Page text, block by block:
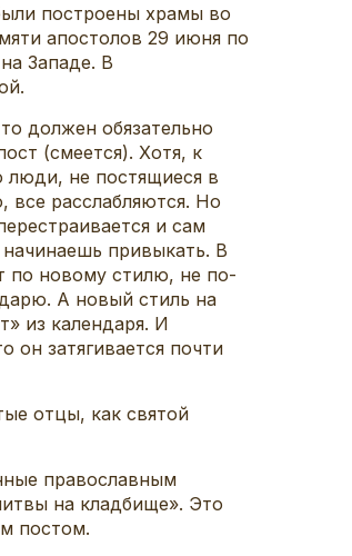
построены храмы во
апостолов 29 июня по
Западе. В
должен обязательно
(смеется). Хотя, к
люди, не постящиеся в
расслабляются. Но
и сам
привыкать. В
по новому стилю, не по-
А новый стиль на
из календаря. И
затягивается почти
отцы, как святой
православным
на кладбище». Это
постом.